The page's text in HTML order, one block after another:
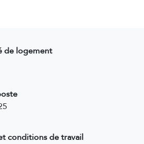
de logement
conditions de travail